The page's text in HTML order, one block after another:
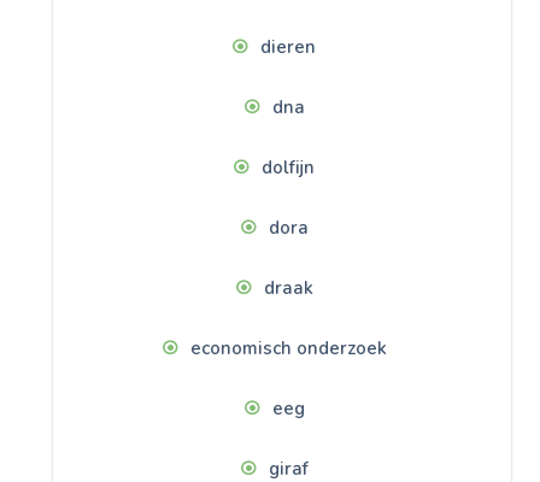
dieren
dna
dolfijn
dora
draak
economisch onderzoek
eeg
giraf